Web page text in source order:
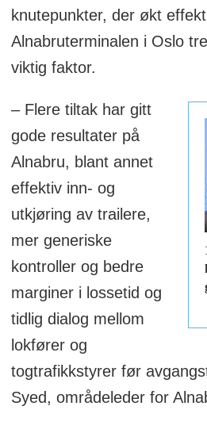
virksomhetene hadde
omsetning på 437
Rapporten analyserer
blant annet transport,
bærekraft, investeringer,
leveringskrav og
Rapporten består av
med analyser, statistikk
innhold.
Rapporten kan bestilles
her:https://
2026
knutepunkter, der økt
Alnabruterminalen i Oslo
viktig faktor.
– Flere tiltak har gitt
gode resultater på
Alnabru, blant annet
effektiv inn- og
utkjøring av trailere,
mer generiske
kontroller og bedre
marginer i lossetid og
tidlig dialog mellom
lokfører og
togtrafikkstyrer før
Syed, områdeleder for